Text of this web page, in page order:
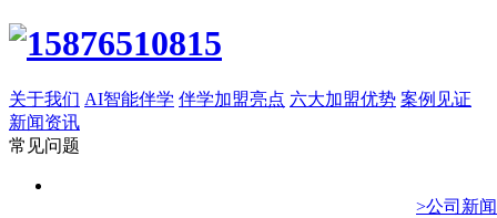
关于我们 AI智能伴学 伴学加盟亮点 六大加盟优势 案例见证
新闻资讯
常见问题
>公司新闻